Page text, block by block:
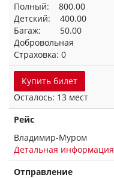
Полный: 800.00
Детский: 400.00
Багаж: 50.00
Добровольная
Страховка: 0
Купить билет
Осталось: 13 мест
Рейс
Владимир-Муром
Детальная информация
Отправление